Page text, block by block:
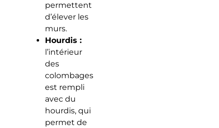
permettent
d’élever les
murs.
Hourdis :
l’intérieur
des
colombages
est rempli
avec du
hourdis, qui
permet de